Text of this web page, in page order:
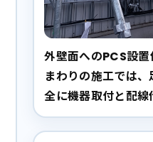
外壁面へのPCS設
まわりの施工では
全に機器取付と配線